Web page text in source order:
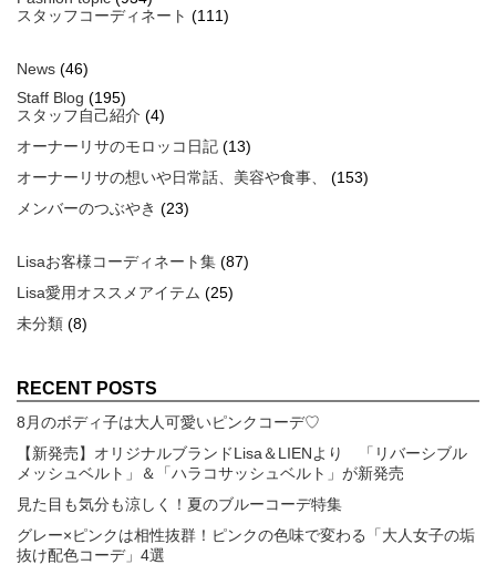
スタッフコーディネート (111)
News (46)
Staff Blog (195)
スタッフ自己紹介 (4)
オーナーリサのモロッコ日記 (13)
オーナーリサの想いや日常話、美容や食事、
(153)
メンバーのつぶやき (23)
Lisaお客様コーディネート集 (87)
Lisa愛用オススメアイテム (25)
未分類 (8)
RECENT POSTS
8月のボディ子は大人可愛いピンクコーデ♡
【新発売】オリジナルブランドLisa＆LIENより 「リバーシブル
メッシュベルト」＆「ハラコサッシュベルト」が新発売
見た目も気分も涼しく！夏のブルーコーデ特集
グレー×ピンクは相性抜群！ピンクの色味で変わる「大人女子の垢
抜け配色コーデ」4選